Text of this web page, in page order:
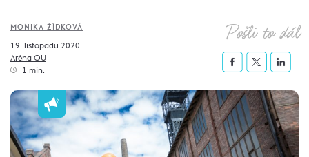
MONIKA ŽÍDKOVÁ
19. listopadu 2020
Aréna OU
1 min.
Pošli to dál